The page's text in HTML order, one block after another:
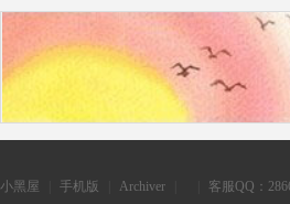
小黑屋 手机版 Archiver
客服QQ：